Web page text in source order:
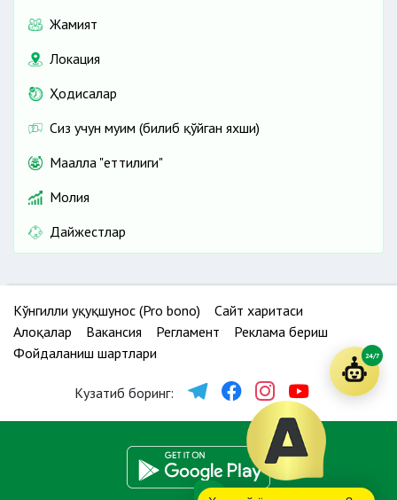
Жамият
Локация
Ҳодисалар
Сиз учун муҳим (билиб қўйган яхши)
Маҳалла "еттилиги"
Молия
Дайжестлар
Кўнгилли ҳуқуқшунос (Pro bono)
Сайт харитаси
Алоқалар
Вакансия Регламент
Реклама бериш
Фойдаланиш шартлари
Кузатиб боринг:
24/7